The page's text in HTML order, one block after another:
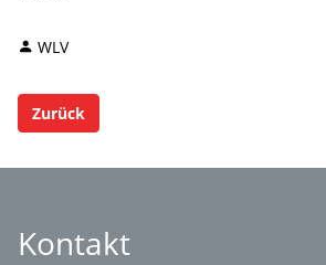
WLV
Zurück
Kontakt